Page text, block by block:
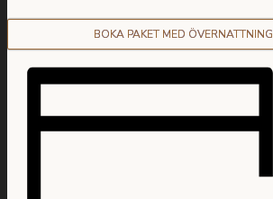
BOKA PAKET MED ÖVERNATTNING